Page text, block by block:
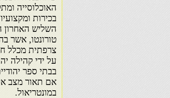
בכירות
השליש האחרון
צרפתית מכלל
על ידי קהילה
בבתי ספר
אם תאור מצב
במונטריאול.